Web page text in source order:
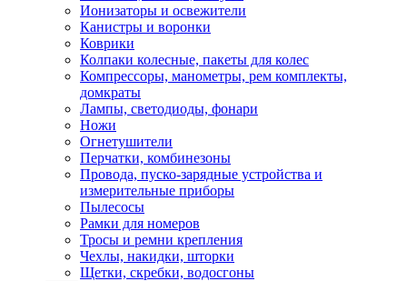
Ионизаторы и освежители
Канистры и воронки
Коврики
Колпаки колесные, пакеты для колес
Компрессоры, манометры, рем комплекты,
домкраты
Лампы, светодиоды, фонари
Ножи
Огнетушители
Перчатки, комбинезоны
Провода, пуско-зарядные устройства и
измерительные приборы
Пылесосы
Рамки для номеров
Тросы и ремни крепления
Чехлы, накидки, шторки
Щетки, скребки, водосгоны